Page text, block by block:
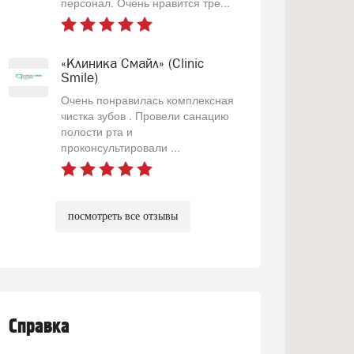
«Клиника Смайл» (Clinic
Smile)
Очень понравилась комплексная
чистка зубов . Провели санацию
полости рта и
проконсультировали ...
посмотреть все отзывы
Справка